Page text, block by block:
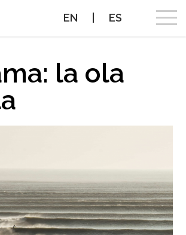
OLAS
EN ES
la ola